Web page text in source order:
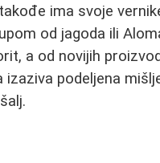
ima svoje
od jagoda ili
a od novijih
podeljena